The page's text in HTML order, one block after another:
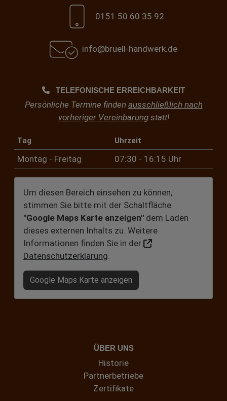
0151 50 60 35 92
info@bruell-handwerk.de
TELEFONISCHE ERREICHBARKEIT
Persönliche Termine finden ausschließlich nach
vorheriger Vereinbarungstatt!
Tag Uhrzeit
Montag - Freitag 07:30 - 16:15 Uhr
Um diesen Bereich einsehen zu können,
stimmen Sie bitte mit der Schaltfläche
"Google Maps Karte anzeigen" dem Laden
dieses externen Inhalts zu. Weitere
Informationen finden Sie in der
Datenschutzerklärung.
Google Maps Karte anzeigen
ÜBER UNS
Historie
Partnerbetriebe
Zertifikate